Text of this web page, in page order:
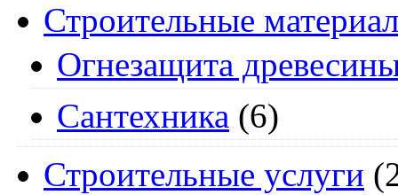
Строительные
Огнезащита
Сантехника (6)
Строительные услуги